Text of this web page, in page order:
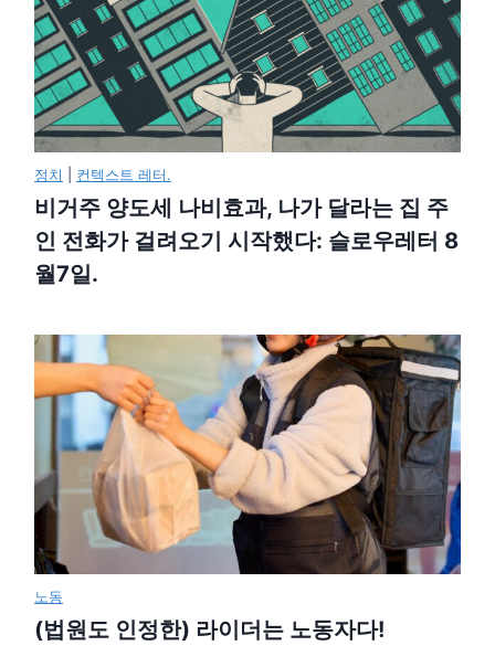
정치 컨텍스트 레터.
비거주 양도세 나비효과, 나가 달라는 집 주
인 전화가 걸려오기 시작했다: 슬로우레터 8
월7일.
노동
(법원도 인정한) 라이더는 노동자다!